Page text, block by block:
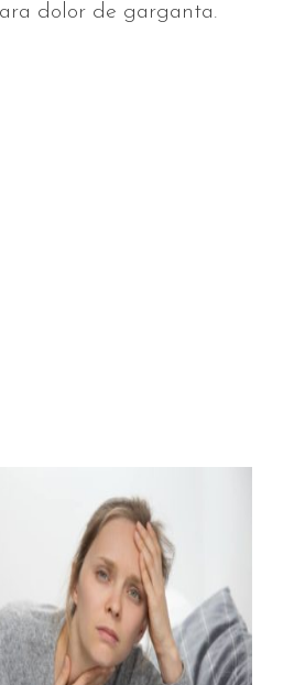
dolor de garganta.